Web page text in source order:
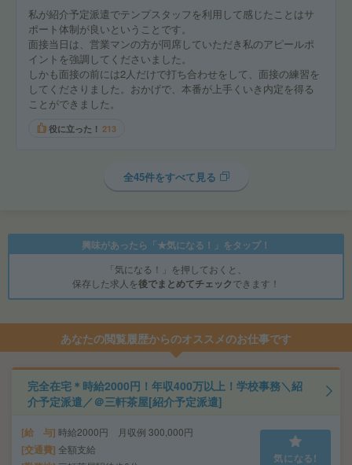
私が紹介予定派遣でテンプスタッフを利用して感じたことはサ
ポート体制が良いということです。
面接当日は、営業マンの方が同席していただき私のアピールポ
イントを強調してくださいました。
しかも面接の前には2人だけで打ち合わせをして、面接の練習を
してくださりました。おかげで、本番が上手くいき内定を得る
ことができました。
役に立った！ 213
全45件をすべて見る
興味があったら「★気になる！」をタップ！
「気になる！」を押しておくと、
保存した求人を後でまとめてチェックできます！
あなたの閲覧履歴からのオススメのお仕事です
完全在宅＊時給2000円！年収400万以上！学校事務＼紹
介予定派遣／＠三軒茶屋[紹介予定派遣]
給 与 時給2000円 月収例 300,000円
交通費 全額支給
気になる!